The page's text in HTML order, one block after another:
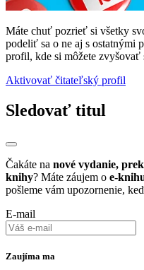
Máte chuť pozrieť si všetky
podeliť sa o ne aj s
profil, kde si môžete
Aktivovať čitateľský profil
Sledovať titul
Čakáte na nové vydanie,
knihy? Máte záujem o e-
pošleme vám upozornenie,
E-mail
Zaujíma ma